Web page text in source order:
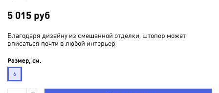
5 015 руб
Благодаря дизайну из смешанной отделки, штопор может
вписаться почти в любой интерьер
Размер, см.
6